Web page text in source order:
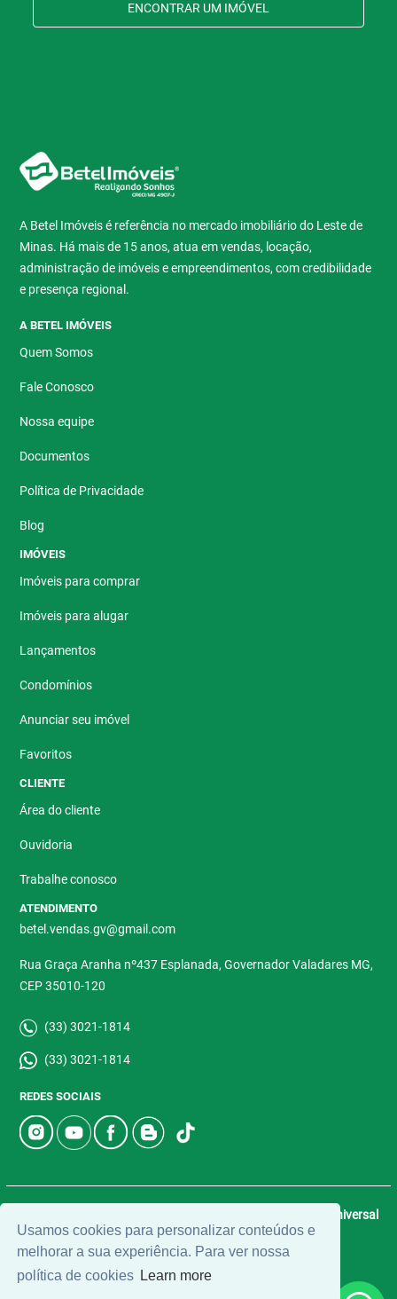
Usamos cookies para personalizar conteúdos e
melhorar a sua experiência. Para ver nossa
política de cookies Learn more
ENCONTRAR UM IMÓVEL
A Betel Imóveis é referência no mercado imobiliário do Leste de
Minas. Há mais de 15 anos, atua em vendas, locação,
administração de imóveis e empreendimentos, com credibilidade
e presença regional.
A BETEL IMÓVEIS
Quem Somos
Fale Conosco
Nossa equipe
Documentos
Política de Privacidade
Blog
IMÓVEIS
Imóveis para comprar
Imóveis para alugar
Lançamentos
Condomínios
Anunciar seu imóvel
Favoritos
CLIENTE
Área do cliente
Ouvidoria
Trabalhe conosco
ATENDIMENTO
betel.vendas.gv@gmail.com
Rua Graça Aranha nº437 Esplanada, Governador Valadares MG,
CEP 35010-120
(33) 3021-1814
(33) 3021-1814
REDES SOCIAIS
Universal
Software.